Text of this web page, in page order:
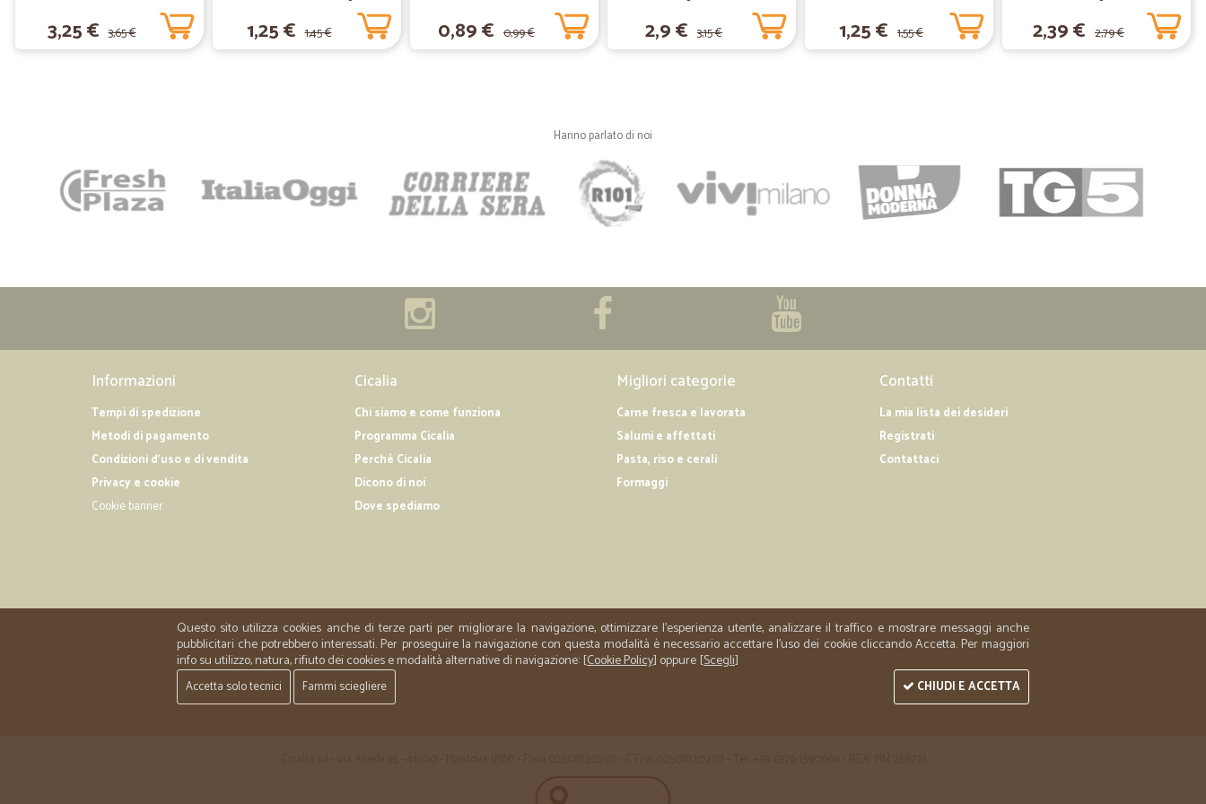
13/07/2020
—Luca M.
04/06/2020
Ottimo servizio
Ottimo servizio
Puntuali gentili e professionali il mio…
Puntuali gentili e professionali il mio super mercato. Grazie
—
buon servizio
buon servizio
3,25 € 3,65 € 1,25 € 1,45 € 0,89 € 0,99 € 2,9 € 3,15 € 1,25 € 1,55 € 2,39 € 2,79 €
Hanno parlato di noi
Informazioni
Tempi di spedizione
Metodi di pagamento
Condizioni d'uso e di vendita
Privacy e cookie
Cookie banner
Cicalia
Chi siamo e come funziona
Programma Cicalia
Perché Cicalia
Dicono di noi
Dove spediamo
Migliori categorie
Carne fresca e lavorata
Salumi e affettati
Pasta, riso e cerali
Formaggi
Contatti
La mia lista dei desideri
Registrati
Contattaci
Questo sito utilizza cookies anche di terze parti per migliorare la navigazione, ottimizzare l'esperienza utente, analizzare il traffico e mostrare messaggi anche
pubblicitari che potrebbero interessati. Per proseguire la navigazione con questa modalità è necessario accettare l'uso dei cookie cliccando Accetta. Per maggiori
info su utilizzo, natura, rifiuto dei cookies e modalità alternative di navigazione: [Cookie Policy] oppure [Scegli]
Accetta solo tecnici Fammi sciegliere CHIUDI E ACCETTA